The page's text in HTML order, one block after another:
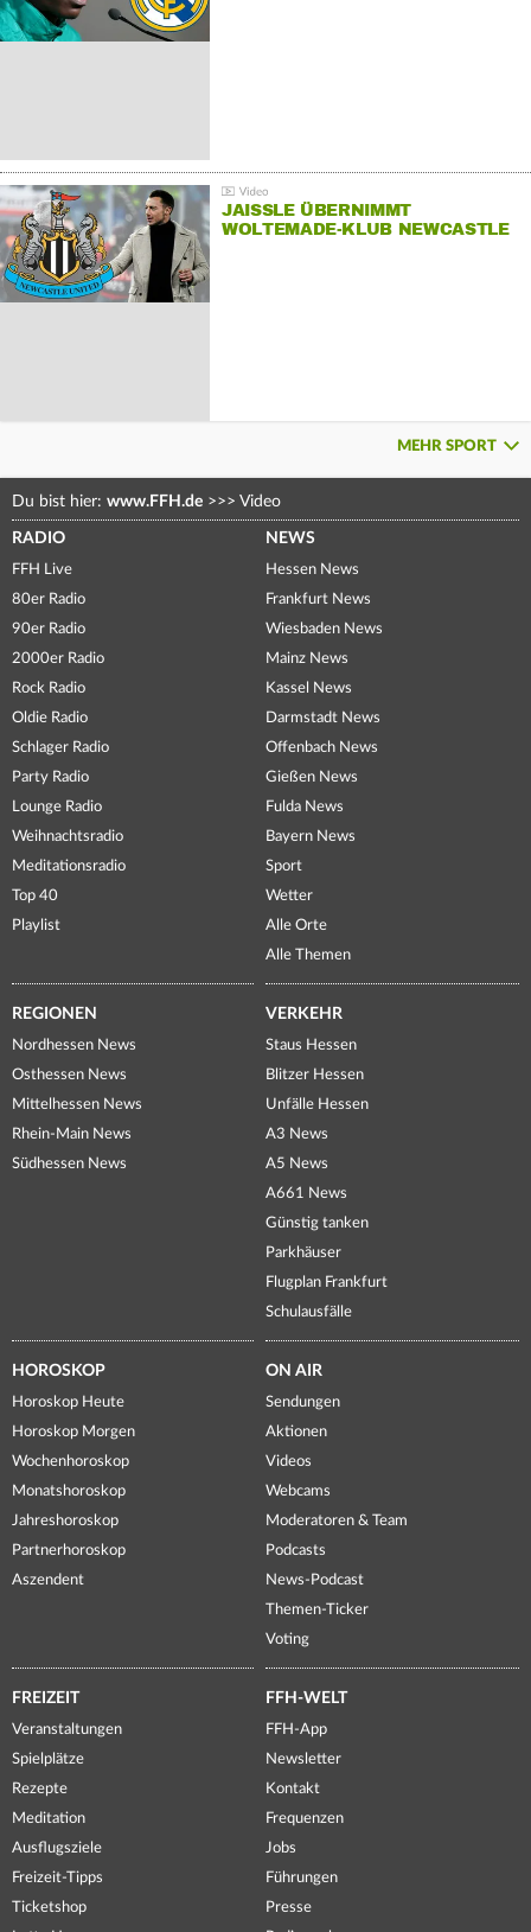
JAISSLE ÜBERNIMMT
WOLTEMADE-KLUB NEWCASTLE
MEHR SPORT
Du bist hier: www.FFH.de >>> Video
RADIO
FFH Live
80er Radio
90er Radio
2000er Radio
Rock Radio
Oldie Radio
Schlager Radio
Party Radio
Lounge Radio
Weihnachtsradio
Meditationsradio
Top 40
Playlist
NEWS
Hessen News
Frankfurt News
Wiesbaden News
Mainz News
Kassel News
Darmstadt News
Offenbach News
Gießen News
Fulda News
Bayern News
Sport
Wetter
Alle Orte
Alle Themen
REGIONEN
Nordhessen News
Osthessen News
Mittelhessen News
Rhein-Main News
Südhessen News
VERKEHR
Staus Hessen
Blitzer Hessen
Unfälle Hessen
A3 News
A5 News
A661 News
Günstig tanken
Parkhäuser
Flugplan Frankfurt
Schulausfälle
HOROSKOP
Horoskop Heute
Horoskop Morgen
Wochenhoroskop
Monatshoroskop
Jahreshoroskop
Partnerhoroskop
Aszendent
ON AIR
Sendungen
Aktionen
Videos
Webcams
Moderatoren & Team
Podcasts
News-Podcast
Themen-Ticker
Voting
FREIZEIT
Veranstaltungen
Spielplätze
Rezepte
Meditation
Ausflugsziele
Freizeit-Tipps
Ticketshop
FFH-WELT
FFH-App
Newsletter
Kontakt
Frequenzen
Jobs
Führungen
Presse